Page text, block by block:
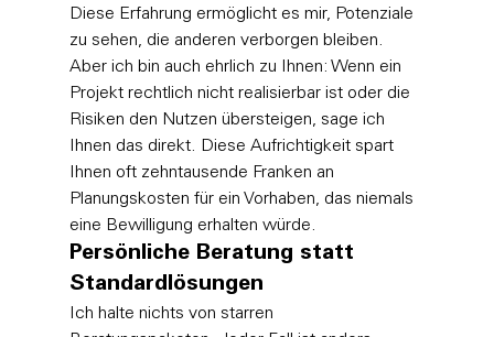
Diese Erfahrung ermöglicht es mir, Potenziale
zu sehen, die anderen verborgen bleiben.
Aber ich bin auch ehrlich zu Ihnen: Wenn ein
Projekt rechtlich nicht realisierbar ist oder die
Risiken den Nutzen übersteigen, sage ich
Ihnen das direkt. Diese Aufrichtigkeit spart
Ihnen oft zehntausende Franken an
Planungskosten für ein Vorhaben, das niemals
eine Bewilligung erhalten würde.
Persönliche Beratung statt
Standardlösungen
Ich halte nichts von starren